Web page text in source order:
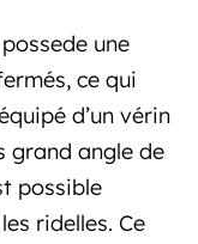
une
ce qui
d’un vérin
grand angle de
possible
ridelles. Ce